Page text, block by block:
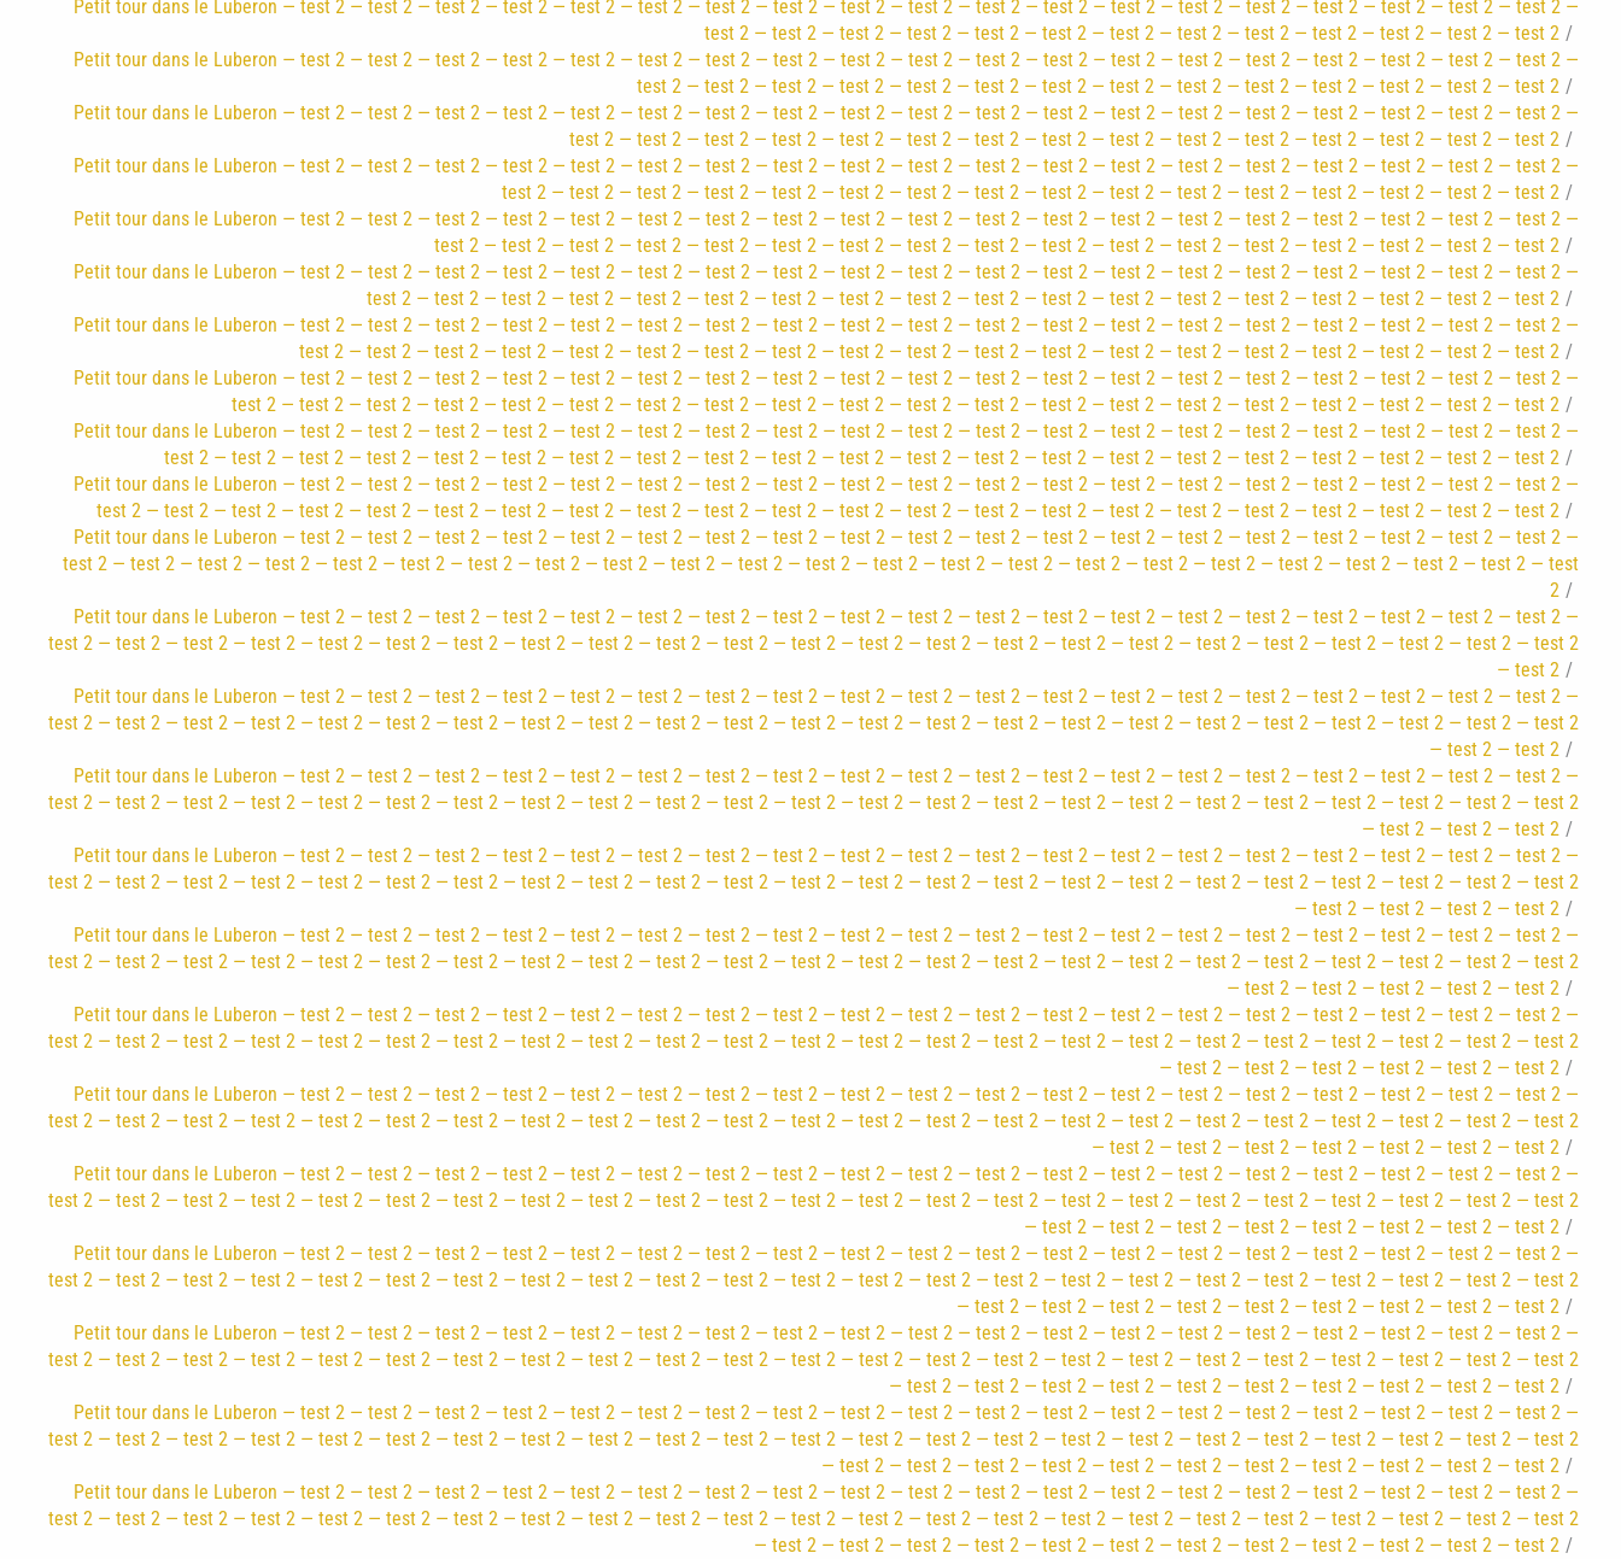
Petit tour dans le Luberon — test 2 — test 2 — test 2 — test 2 — test 2 — test 2 — test 2 — test 2 — test 2 — test 2 — test 2 — test 2 — test 2 — test 2 — test 2 — test 2 — test 2 — test 2 — test 2 —
test 2 — test 2 — test 2 — test 2 — test 2 — test 2 — test 2 — test 2 — test 2 — test 2 — test 2 — test 2 — test 2
Petit tour dans le Luberon — test 2 — test 2 — test 2 — test 2 — test 2 — test 2 — test 2 — test 2 — test 2 — test 2 — test 2 — test 2 — test 2 — test 2 — test 2 — test 2 — test 2 — test 2 — test 2 —
test 2 — test 2 — test 2 — test 2 — test 2 — test 2 — test 2 — test 2 — test 2 — test 2 — test 2 — test 2 — test 2 — test 2
Petit tour dans le Luberon — test 2 — test 2 — test 2 — test 2 — test 2 — test 2 — test 2 — test 2 — test 2 — test 2 — test 2 — test 2 — test 2 — test 2 — test 2 — test 2 — test 2 — test 2 — test 2 —
test 2 — test 2 — test 2 — test 2 — test 2 — test 2 — test 2 — test 2 — test 2 — test 2 — test 2 — test 2 — test 2 — test 2 — test 2
Petit tour dans le Luberon — test 2 — test 2 — test 2 — test 2 — test 2 — test 2 — test 2 — test 2 — test 2 — test 2 — test 2 — test 2 — test 2 — test 2 — test 2 — test 2 — test 2 — test 2 — test 2 —
test 2 — test 2 — test 2 — test 2 — test 2 — test 2 — test 2 — test 2 — test 2 — test 2 — test 2 — test 2 — test 2 — test 2 — test 2 — test 2
Petit tour dans le Luberon — test 2 — test 2 — test 2 — test 2 — test 2 — test 2 — test 2 — test 2 — test 2 — test 2 — test 2 — test 2 — test 2 — test 2 — test 2 — test 2 — test 2 — test 2 — test 2 —
test 2 — test 2 — test 2 — test 2 — test 2 — test 2 — test 2 — test 2 — test 2 — test 2 — test 2 — test 2 — test 2 — test 2 — test 2 — test 2 — test 2
Petit tour dans le Luberon — test 2 — test 2 — test 2 — test 2 — test 2 — test 2 — test 2 — test 2 — test 2 — test 2 — test 2 — test 2 — test 2 — test 2 — test 2 — test 2 — test 2 — test 2 — test 2 —
test 2 — test 2 — test 2 — test 2 — test 2 — test 2 — test 2 — test 2 — test 2 — test 2 — test 2 — test 2 — test 2 — test 2 — test 2 — test 2 — test 2 — test 2
Petit tour dans le Luberon — test 2 — test 2 — test 2 — test 2 — test 2 — test 2 — test 2 — test 2 — test 2 — test 2 — test 2 — test 2 — test 2 — test 2 — test 2 — test 2 — test 2 — test 2 — test 2 —
test 2 — test 2 — test 2 — test 2 — test 2 — test 2 — test 2 — test 2 — test 2 — test 2 — test 2 — test 2 — test 2 — test 2 — test 2 — test 2 — test 2 — test 2 — test 2
Petit tour dans le Luberon — test 2 — test 2 — test 2 — test 2 — test 2 — test 2 — test 2 — test 2 — test 2 — test 2 — test 2 — test 2 — test 2 — test 2 — test 2 — test 2 — test 2 — test 2 — test 2 —
test 2 — test 2 — test 2 — test 2 — test 2 — test 2 — test 2 — test 2 — test 2 — test 2 — test 2 — test 2 — test 2 — test 2 — test 2 — test 2 — test 2 — test 2 — test 2 — test 2
Petit tour dans le Luberon — test 2 — test 2 — test 2 — test 2 — test 2 — test 2 — test 2 — test 2 — test 2 — test 2 — test 2 — test 2 — test 2 — test 2 — test 2 — test 2 — test 2 — test 2 — test 2 —
test 2 — test 2 — test 2 — test 2 — test 2 — test 2 — test 2 — test 2 — test 2 — test 2 — test 2 — test 2 — test 2 — test 2 — test 2 — test 2 — test 2 — test 2 — test 2 — test 2 — test 2
Petit tour dans le Luberon — test 2 — test 2 — test 2 — test 2 — test 2 — test 2 — test 2 — test 2 — test 2 — test 2 — test 2 — test 2 — test 2 — test 2 — test 2 — test 2 — test 2 — test 2 — test 2 —
test 2 — test 2 — test 2 — test 2 — test 2 — test 2 — test 2 — test 2 — test 2 — test 2 — test 2 — test 2 — test 2 — test 2 — test 2 — test 2 — test 2 — test 2 — test 2 — test 2 — test 2 — test 2
Petit tour dans le Luberon — test 2 — test 2 — test 2 — test 2 — test 2 — test 2 — test 2 — test 2 — test 2 — test 2 — test 2 — test 2 — test 2 — test 2 — test 2 — test 2 — test 2 — test 2 — test 2 —
test 2 — test 2 — test 2 — test 2 — test 2 — test 2 — test 2 — test 2 — test 2 — test 2 — test 2 — test 2 — test 2 — test 2 — test 2 — test 2 — test 2 — test 2 — test 2 — test 2 — test 2 — test 2 — test
2
Petit tour dans le Luberon — test 2 — test 2 — test 2 — test 2 — test 2 — test 2 — test 2 — test 2 — test 2 — test 2 — test 2 — test 2 — test 2 — test 2 — test 2 — test 2 — test 2 — test 2 — test 2 —
test 2 — test 2 — test 2 — test 2 — test 2 — test 2 — test 2 — test 2 — test 2 — test 2 — test 2 — test 2 — test 2 — test 2 — test 2 — test 2 — test 2 — test 2 — test 2 — test 2 — test 2 — test 2 — test 2
— test 2
Petit tour dans le Luberon — test 2 — test 2 — test 2 — test 2 — test 2 — test 2 — test 2 — test 2 — test 2 — test 2 — test 2 — test 2 — test 2 — test 2 — test 2 — test 2 — test 2 — test 2 — test 2 —
test 2 — test 2 — test 2 — test 2 — test 2 — test 2 — test 2 — test 2 — test 2 — test 2 — test 2 — test 2 — test 2 — test 2 — test 2 — test 2 — test 2 — test 2 — test 2 — test 2 — test 2 — test 2 — test 2
— test 2 — test 2
Petit tour dans le Luberon — test 2 — test 2 — test 2 — test 2 — test 2 — test 2 — test 2 — test 2 — test 2 — test 2 — test 2 — test 2 — test 2 — test 2 — test 2 — test 2 — test 2 — test 2 — test 2 —
test 2 — test 2 — test 2 — test 2 — test 2 — test 2 — test 2 — test 2 — test 2 — test 2 — test 2 — test 2 — test 2 — test 2 — test 2 — test 2 — test 2 — test 2 — test 2 — test 2 — test 2 — test 2 — test 2
— test 2 — test 2 — test 2
Petit tour dans le Luberon — test 2 — test 2 — test 2 — test 2 — test 2 — test 2 — test 2 — test 2 — test 2 — test 2 — test 2 — test 2 — test 2 — test 2 — test 2 — test 2 — test 2 — test 2 — test 2 —
test 2 — test 2 — test 2 — test 2 — test 2 — test 2 — test 2 — test 2 — test 2 — test 2 — test 2 — test 2 — test 2 — test 2 — test 2 — test 2 — test 2 — test 2 — test 2 — test 2 — test 2 — test 2 — test 2
— test 2 — test 2 — test 2 — test 2
Petit tour dans le Luberon — test 2 — test 2 — test 2 — test 2 — test 2 — test 2 — test 2 — test 2 — test 2 — test 2 — test 2 — test 2 — test 2 — test 2 — test 2 — test 2 — test 2 — test 2 — test 2 —
test 2 — test 2 — test 2 — test 2 — test 2 — test 2 — test 2 — test 2 — test 2 — test 2 — test 2 — test 2 — test 2 — test 2 — test 2 — test 2 — test 2 — test 2 — test 2 — test 2 — test 2 — test 2 — test 2
— test 2 — test 2 — test 2 — test 2 — test 2
Petit tour dans le Luberon — test 2 — test 2 — test 2 — test 2 — test 2 — test 2 — test 2 — test 2 — test 2 — test 2 — test 2 — test 2 — test 2 — test 2 — test 2 — test 2 — test 2 — test 2 — test 2 —
test 2 — test 2 — test 2 — test 2 — test 2 — test 2 — test 2 — test 2 — test 2 — test 2 — test 2 — test 2 — test 2 — test 2 — test 2 — test 2 — test 2 — test 2 — test 2 — test 2 — test 2 — test 2 — test 2
— test 2 — test 2 — test 2 — test 2 — test 2 — test 2
Petit tour dans le Luberon — test 2 — test 2 — test 2 — test 2 — test 2 — test 2 — test 2 — test 2 — test 2 — test 2 — test 2 — test 2 — test 2 — test 2 — test 2 — test 2 — test 2 — test 2 — test 2 —
test 2 — test 2 — test 2 — test 2 — test 2 — test 2 — test 2 — test 2 — test 2 — test 2 — test 2 — test 2 — test 2 — test 2 — test 2 — test 2 — test 2 — test 2 — test 2 — test 2 — test 2 — test 2 — test 2
— test 2 — test 2 — test 2 — test 2 — test 2 — test 2 — test 2
Petit tour dans le Luberon — test 2 — test 2 — test 2 — test 2 — test 2 — test 2 — test 2 — test 2 — test 2 — test 2 — test 2 — test 2 — test 2 — test 2 — test 2 — test 2 — test 2 — test 2 — test 2 —
test 2 — test 2 — test 2 — test 2 — test 2 — test 2 — test 2 — test 2 — test 2 — test 2 — test 2 — test 2 — test 2 — test 2 — test 2 — test 2 — test 2 — test 2 — test 2 — test 2 — test 2 — test 2 — test 2
— test 2 — test 2 — test 2 — test 2 — test 2 — test 2 — test 2 — test 2
Petit tour dans le Luberon — test 2 — test 2 — test 2 — test 2 — test 2 — test 2 — test 2 — test 2 — test 2 — test 2 — test 2 — test 2 — test 2 — test 2 — test 2 — test 2 — test 2 — test 2 — test 2 —
test 2 — test 2 — test 2 — test 2 — test 2 — test 2 — test 2 — test 2 — test 2 — test 2 — test 2 — test 2 — test 2 — test 2 — test 2 — test 2 — test 2 — test 2 — test 2 — test 2 — test 2 — test 2 — test 2
— test 2 — test 2 — test 2 — test 2 — test 2 — test 2 — test 2 — test 2 — test 2
Petit tour dans le Luberon — test 2 — test 2 — test 2 — test 2 — test 2 — test 2 — test 2 — test 2 — test 2 — test 2 — test 2 — test 2 — test 2 — test 2 — test 2 — test 2 — test 2 — test 2 — test 2 —
test 2 — test 2 — test 2 — test 2 — test 2 — test 2 — test 2 — test 2 — test 2 — test 2 — test 2 — test 2 — test 2 — test 2 — test 2 — test 2 — test 2 — test 2 — test 2 — test 2 — test 2 — test 2 — test 2
— test 2 — test 2 — test 2 — test 2 — test 2 — test 2 — test 2 — test 2 — test 2 — test 2
Petit tour dans le Luberon — test 2 — test 2 — test 2 — test 2 — test 2 — test 2 — test 2 — test 2 — test 2 — test 2 — test 2 — test 2 — test 2 — test 2 — test 2 — test 2 — test 2 — test 2 — test 2 —
test 2 — test 2 — test 2 — test 2 — test 2 — test 2 — test 2 — test 2 — test 2 — test 2 — test 2 — test 2 — test 2 — test 2 — test 2 — test 2 — test 2 — test 2 — test 2 — test 2 — test 2 — test 2 — test 2
— test 2 — test 2 — test 2 — test 2 — test 2 — test 2 — test 2 — test 2 — test 2 — test 2 — test 2
Petit tour dans le Luberon — test 2 — test 2 — test 2 — test 2 — test 2 — test 2 — test 2 — test 2 — test 2 — test 2 — test 2 — test 2 — test 2 — test 2 — test 2 — test 2 — test 2 — test 2 — test 2 —
test 2 — test 2 — test 2 — test 2 — test 2 — test 2 — test 2 — test 2 — test 2 — test 2 — test 2 — test 2 — test 2 — test 2 — test 2 — test 2 — test 2 — test 2 — test 2 — test 2 — test 2 — test 2 — test 2
— test 2 — test 2 — test 2 — test 2 — test 2 — test 2 — test 2 — test 2 — test 2 — test 2 — test 2 — test 2